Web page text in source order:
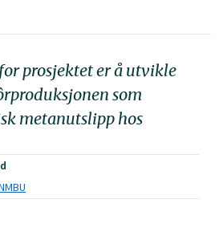
prosjektet er å utvikle
som
metanutslipp hos